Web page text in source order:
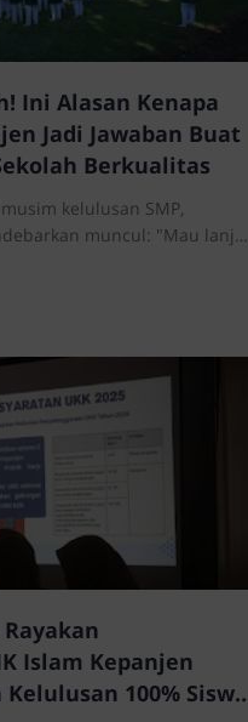
Ini Alasan Kenapa
Jadi Jawaban Buat
Berkualitas
muncul: "Mau lanjut
Rayakan
Islam Kepanjen
100% Siswa